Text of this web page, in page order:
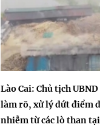
Lào Cai: Chủ tịch
làm rõ, xử lý dứt điểm
nhiễm từ các lò than